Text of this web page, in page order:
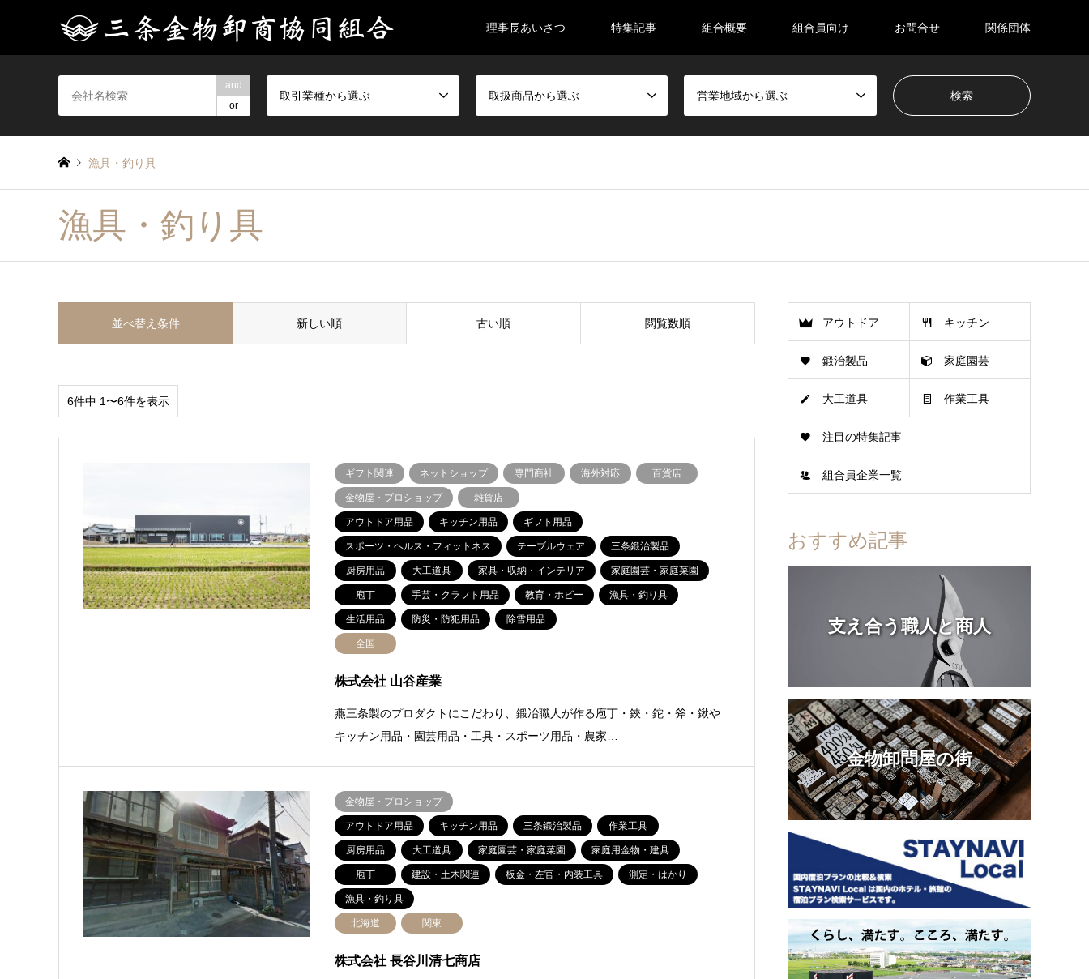
理事長あいさつ 特集記事 組合概要 組合員向け お問合せ 関係団体
and
or
取引業種から選ぶ 取扱商品から選ぶ 営業地域から選ぶ
漁具・釣り具
漁具・釣り具
並べ替え条件 新しい順 古い順 閲覧数順
6件中 1〜6件を表示
ギフト関連 ネットショップ 専門商社 海外対応 百貨店
金物屋・プロショップ 雑貨店
アウトドア用品 キッチン用品 ギフト用品
スポーツ・ヘルス・フィットネス テーブルウェア 三条鍛治製品
厨房用品 大工道具 家具・収納・インテリア 家庭園芸・家庭菜園
庖丁 手芸・クラフト用品 教育・ホビー 漁具・釣り具
生活用品 防災・防犯用品 除雪用品
全国
株式会社 山谷産業
燕三条製のプロダクトにこだわり、鍛冶職人が作る庖丁・鋏・鉈・斧・鍬や
キッチン用品・園芸用品・工具・スポーツ用品・農家…
金物屋・プロショップ
アウトドア用品 キッチン用品 三条鍛治製品 作業工具
厨房用品 大工道具 家庭園芸・家庭菜園 家庭用金物・建具
庖丁 建設・土木関連 板金・左官・内装工具 測定・はかり
漁具・釣り具
北海道 関東
株式会社 長谷川清七商店
アウトドア キッチン
鍛治製品 家庭園芸
大工道具 作業工具
注目の特集記事
組合員企業一覧
おすすめ記事
支え合う職人と商人
金物卸問屋の街